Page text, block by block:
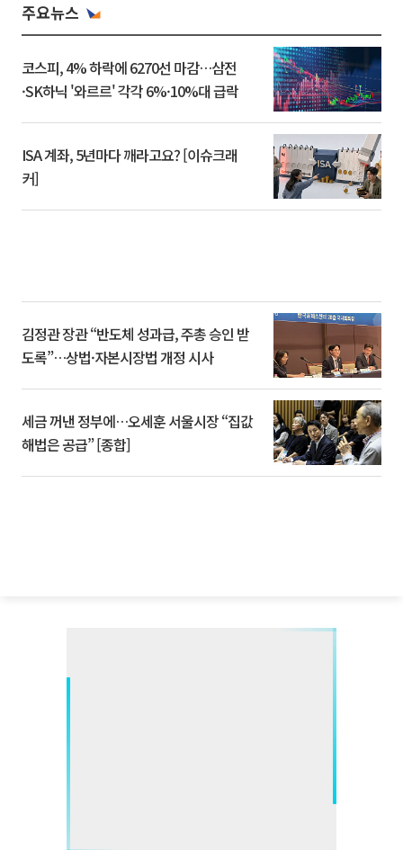
주요뉴스
코스피, 4% 하락에 6270선 마감…삼전
·SK하닉 '와르르' 각각 6%·10%대 급락
ISA 계좌, 5년마다 깨라고요? [이슈크래
커]
김정관 장관 “반도체 성과급, 주총 승인 받
도록”…상법·자본시장법 개정 시사
세금 꺼낸 정부에…오세훈 서울시장 “집값
해법은 공급” [종합]